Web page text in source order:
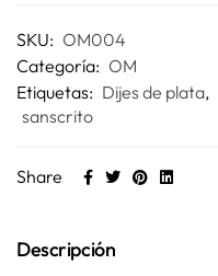
SKU: OM004
Categoría: OM
Etiquetas: Dijes de plata,
sanscrito
Share
Descripción